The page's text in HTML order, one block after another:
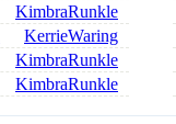
KimbraRunkle
KerrieWaring
KimbraRunkle
KimbraRunkle